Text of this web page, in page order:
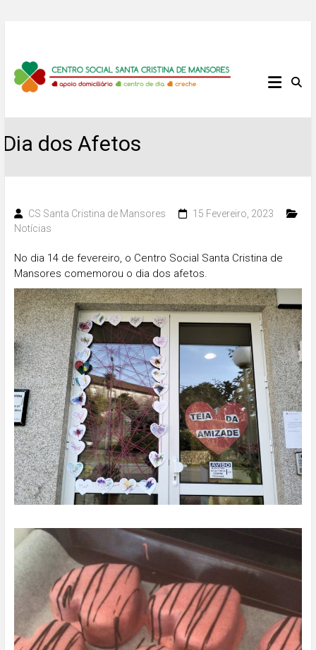
content
Centro
Santa
Cristina
de
Mansores
Dia dos Afetos
CS Santa Cristina de Mansores
15 Fevereiro, 2023
Notícias
No dia 14 de fevereiro, o Centro Social Santa Cristina de
Mansores comemorou o dia dos afetos.